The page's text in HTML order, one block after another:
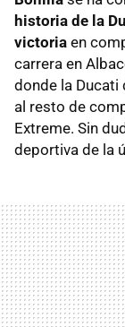
historia de la
victoria en
carrera en
donde la Ducati
al resto de
Extreme. Sin
deportiva de la